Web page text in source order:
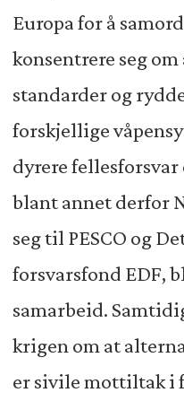
Europa for å
konsentrere seg
standarder og
forskjellige
dyrere
blant annet derfor
seg til PESCO og
forsvarsfond EDF,
samarbeid.
krigen om at
er sivile mottiltak i